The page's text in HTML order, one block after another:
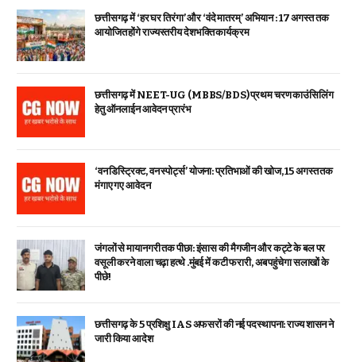
छत्तीसगढ़ में ‘हर घर तिरंगा’ और ‘वंदे मातरम्’ अभियान : 17 अगस्त तक
आयोजित होंगे राज्यस्तरीय देशभक्ति कार्यक्रम
छत्तीसगढ़ में NEET-UG (MBBS/BDS) प्रथम चरण काउंसिलिंग
हेतु ऑनलाईन आवेदन प्रारंभ
‘वन डिस्ट्रिक्ट, वन स्पोर्ट्स’ योजना: प्रतिभाओं की खोज, 15 अगस्त तक
मंगाए गए आवेदन
जंगलों से मायानगरी तक पीछा: इंसास की मैगजीन और कट्टे के बल पर
वसूली करने वाला चढ़ा हत्थे .मुंबई में कटी फरारी, अब पहुंचेगा सलाखों के
पीछे!
छत्तीसगढ़ के 5 प्रशिक्षु IAS अफसरों की नई पदस्थापना: राज्य शासन ने
जारी किया आदेश